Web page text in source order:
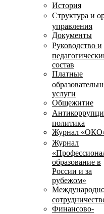
История
Структура и
управления
Документы
Руководство и
состав
Платные
услуги
Общежитие
политика
Журнал
Журнал
образование в
России и за
рубежом»
Финансово-